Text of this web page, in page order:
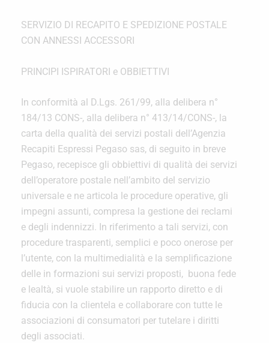
SERVIZIO DI RECAPITO E SPEDIZIONE POSTALE
CON ANNESSI ACCESSORI
PRINCIPI ISPIRATORI e OBBIETTIVI
In conformità al D.Lgs. 261/99, alla delibera n°
184/13 CONS-, alla delibera n° 413/14/CONS-, la
carta della qualità dei servizi postali dell’Agenzia
Recapiti Espressi Pegaso sas, di seguito in breve
Pegaso, recepisce gli obbiettivi di qualità dei servizi
dell’operatore postale nell’ambito del servizio
universale e ne articola le procedure operative, gli
impegni assunti, compresa la gestione dei reclami
e degli indennizzi. In riferimento a tali servizi, con
procedure trasparenti, semplici e poco onerose per
l’utente, con la multimedialità e la semplificazione
delle in formazioni sui servizi proposti, buona fede
e lealtà, si vuole stabilire un rapporto diretto e di
fiducia con la clientela e collaborare con tutte le
associazioni di consumatori per tutelare i diritti
degli associati.